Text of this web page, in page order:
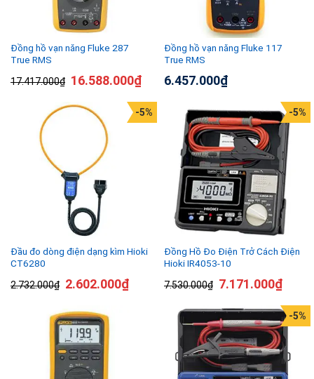
Đồng hồ vạn năng Fluke 287
True RMS
17.417.000₫ 16.588.000₫
Đồng hồ vạn năng Fluke 117
True RMS
6.457.000₫
Đầu đo dòng điện dạng kìm Hioki
CT6280
2.732.000₫
-5%
2.602.000₫
Đồng Hồ Đo Điện Trở Cách Điện
Hioki IR4053-10
7.530.000₫
-5%
7.171.000₫
-5%